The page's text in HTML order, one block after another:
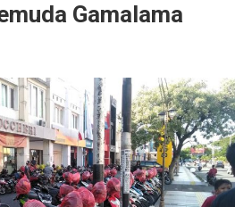
Gamalama